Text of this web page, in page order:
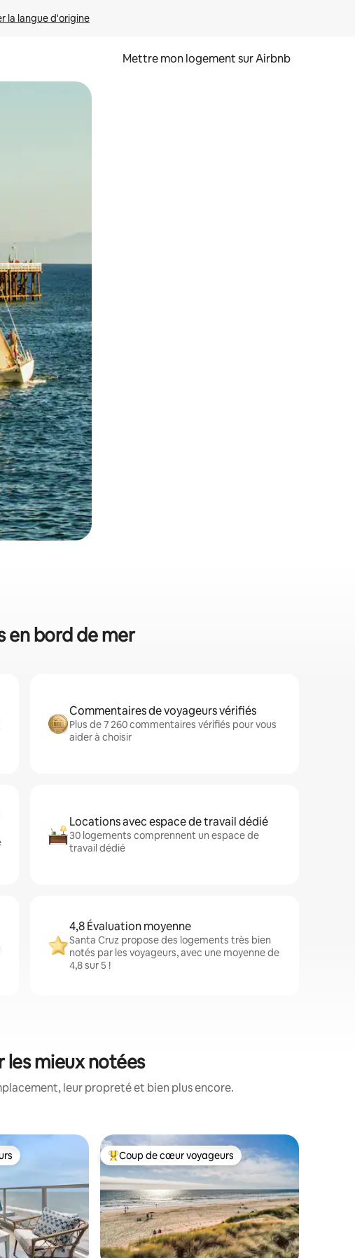
la langue d'origine
Mettre mon logement sur Airbnb
en faisant glisser.
en bord de mer
Commentaires de voyageurs vérifiés
Plus de 7 260 commentaires vérifiés pour vous
aider à choisir
Locations avec espace de travail dédié
30 logements comprennent un espace de
travail dédié
4,8 Évaluation moyenne
Santa Cruz propose des logements très bien
notés par les voyageurs, avec une moyenne de
4,8 sur 5 !
les mieux notées
leur propreté et bien plus encore.
commentaires : 4,99 sur 5
Coups de cœur voyageurs les plus appréciés
Coup de cœur voyageurs